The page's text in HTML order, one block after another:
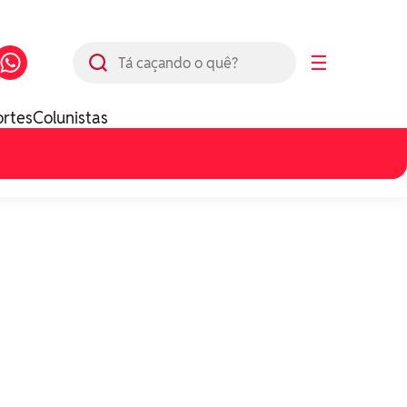
☰
Colunistas